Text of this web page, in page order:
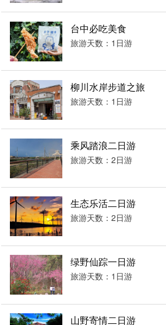
台中必吃美食
旅游天数：1日游
柳川水岸步道之旅
旅游天数：1日游
乘风踏浪二日游
旅游天数：2日游
生态乐活二日游
旅游天数：2日游
绿野仙踪一日游
旅游天数：1日游
山野寄情二日游